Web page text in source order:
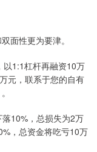
面性更为要津。
以1:1杠杆再融资10万
元，联系于您的自有
10%，总损失为2万
，总资金将吃亏10万